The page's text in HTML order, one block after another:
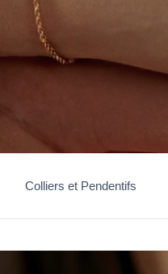
Colliers et Pendentifs